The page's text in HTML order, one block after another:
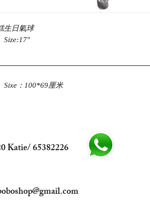
生日氣球
Size:17"
Sixe：100*69厘米
Katie/ 65382226